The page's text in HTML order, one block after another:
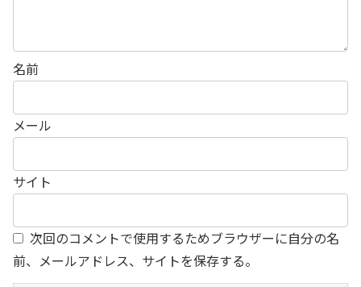
名前
メール
サイト
次回のコメントで使用するためブラウザーに自分の名
前、メールアドレス、サイトを保存する。